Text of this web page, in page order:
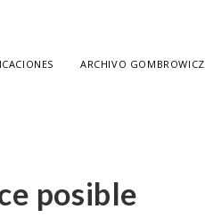
ARCHIVO GOMBROWICZ
posible